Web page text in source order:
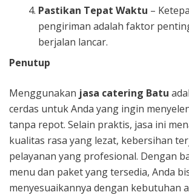
Pastikan Tepat Waktu –
pengiriman adalah faktor
berjalan lancar.
Penutup
Menggunakan jasa catering Batu
cerdas untuk Anda yang ingin
tanpa repot. Selain praktis, jasa ini
kualitas rasa yang lezat, kebersihan
pelayanan yang profesional. Dengan
menu dan paket yang tersedia, Anda
menyesuaikannya dengan kebutuhan